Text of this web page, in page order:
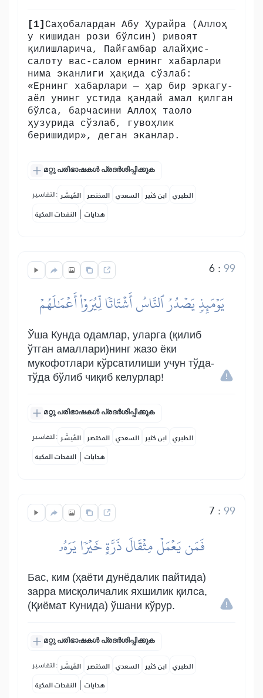
[1] Саҳобалардан Абу Ҳурайра (Аллоҳ
у кишидан рози бўлсин) ривоят
қилишларича, Пайғамбар алайҳис-
салоту вас-салом ернинг хабарлари
нима эканлиги ҳақида сўзлаб:
«Ернинг хабарлари — ҳар бир эркагу-
аёл унинг устида қандай амал қилган
бўлса, барчасини Аллоҳ таоло
ҳузурида сўзлаб, гувоҳлик
беришидир», деган эканлар.
മറ്റു പരിഭാഷകൾ പ്രദർശിപ്പിക്കുക
التفاسير: المُيسَّر المختصر السعدي ابن كثير الطبري
النفحات المكية | هدايات
6:99
يَوۡمَئِذٖ يَصۡدُرُ ٱلنَّاسُ أَشۡتَاتٗا لِّيُرَوۡاْ أَعۡمَٰلَهُمۡ
Ўша Кунда одамлар, уларга (қилиб
ўтган амаллари)нинг жазо ёки
мукофотлари кўрсатилиши учун тўда-
тўда бўлиб чиқиб келурлар!
മറ്റു പരിഭാഷകൾ പ്രദർശിപ്പിക്കുക
التفاسير: المُيسَّر المختصر السعدي ابن كثير الطبري
النفحات المكية | هدايات
7 :99
فَمَن يَعۡمَلۡ مِثۡقَالَ ذَرَّةٍ خَيۡرٗا يَرَهُۥ
Бас, ким (ҳаёти дунёдалик пайтида)
зарра мисқоличалик яхшилик қилса,
(Қиёмат Кунида) ўшани кўрур.
മറ്റു പരിഭാഷകൾ പ്രദർശിപ്പിക്കുക
التفاسير: المُيسَّر المختصر السعدي ابن كثير الطبري
النفحات المكية | هدايات